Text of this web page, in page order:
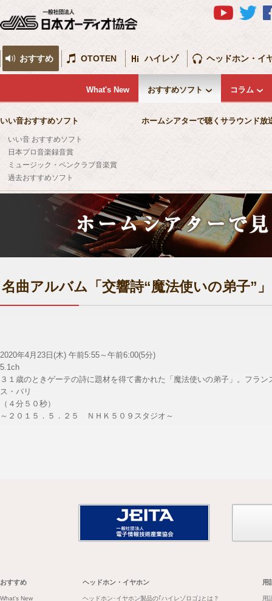
おすすめ
What's New おすすめソフト
いい音おすすめソフト
いい音 おすすめソフト
日本プロ音楽録音賞
ミュージック・ペンクラブ音楽賞
過去おすすめソフト
ホームシアターで聴くサラウンド放
コラム
OTOTEN ハイレゾ ヘッドホン・イ
名曲アルバム「交響詩“魔法使いの弟子”
2020年4月23日(木) 午前5:55～午前6:00(5分)
5.1ch
３１歳のときゲーテの詩に題材を得て書かれた「魔法使いの弟子」。フラ
ス・パリ
（４分５０秒）
～２０１５．５．２５ ＮＨＫ５０９スタジオ～
おすすめ
What's New
ヘッドホン・イヤホン
ヘッドホン･イヤホン製品の｢ハイレゾロゴ｣とは？
用
用